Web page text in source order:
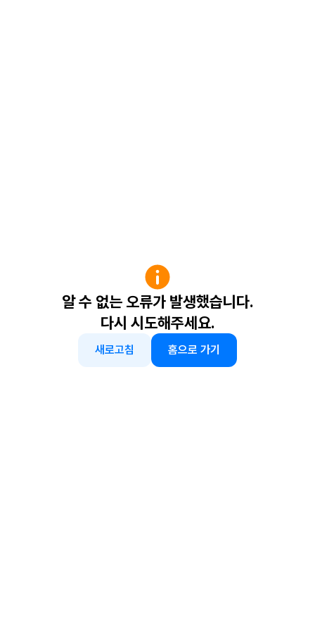
알 수 없는 오류가 발생했습니다.
다시 시도해주세요.
새로고침 홈으로 가기